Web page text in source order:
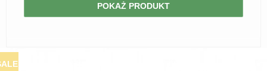
POKAŻ PRODUKT